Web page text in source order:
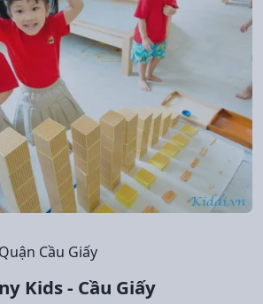
Cầu Giấy
Kids - Cầu Giấy